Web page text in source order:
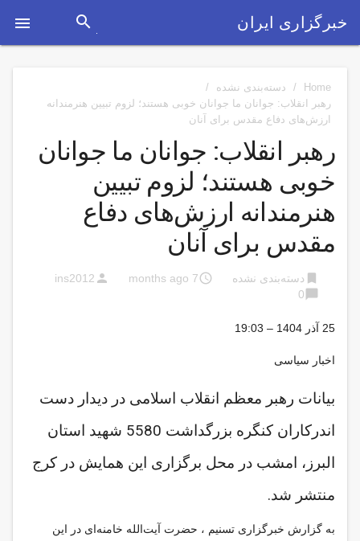
 خبرگزاری ایران search
Home
/ دسته‌بندی نشده
/
رهبر انقلاب: جوانان ما جوانان خوبی هستند؛ لزوم تبیین هنرمندانه
ارزش‌های دفاع مقدس برای آنان
رهبر انقلاب: جوانان ما جوانان
خوبی هستند؛ لزوم تبیین
هنرمندانه ارزش‌های دفاع
مقدس برای آنان
bookmark دسته‌بندی نشده access_time
7 months ago
person
ins2012
chat_bubble
0
25 آذر 1404 – 19:03
اخبار سیاسی
بیانات رهبر معظم انقلاب اسلامی در دیدار دست
اندرکاران کنگره بزرگداشت 5580 شهید استان
البرز، امشب در محل برگزاری این همایش در کرج
منتشر شد.
به گزارش خبرگزاری تسنیم ، حضرت آیت‌الله خامنه‌ای در این